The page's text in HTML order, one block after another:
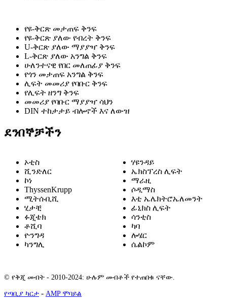
የዩ-ቅርጽ መታጠፍ ቅንፍ
የዩ-ቅርጽ ያለው የብረት ቅንፍ
U-ቅርጽ ያለው ማያያዣ ቅንፍ
L-ቅርጽ ያለው አንግል ቅንፍ
ሁለንተናዊ የበር መለጠፊያ ቅንፍ
የጎን መታጠፍ አንግል ቅንፍ
ሊፍት መመሪያ የባቡር ቅንፍ
የሊፍት ዘንግ ቅንፍ
መመሪያ የባቡር ማያያዣ ሳህን
DIN ተከታታይ ብሎኖች እና ለውዝ
ደንበኞቻችን
ኦቲስ
ሺንድለር
ኮነ
ThyssenKrupp
ሚትሱቢሺ
ሂታቺ
ፉጂቴክ
ቶሺባ
ዮንግዳ
ካንግሊ
ሃዩንዳይ
ኤክስፕረስ ሊፍት
ማራዚ
ሶዲማስ
እቲ ኤሌክትሮኤለመንት
ፊኒክስ ሊፍት
ሳንቲስ
ካባ
ሎሄር
ሴልኮም
© የቅጂ መብት - 2010-2024: ሁሉም መብቶች የተጠበቁ ናቸው.
የጣቢያ ካርታ - AMP ሞባይል